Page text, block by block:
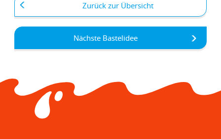
Zurück zur Übersicht
Nächste Bastelidee